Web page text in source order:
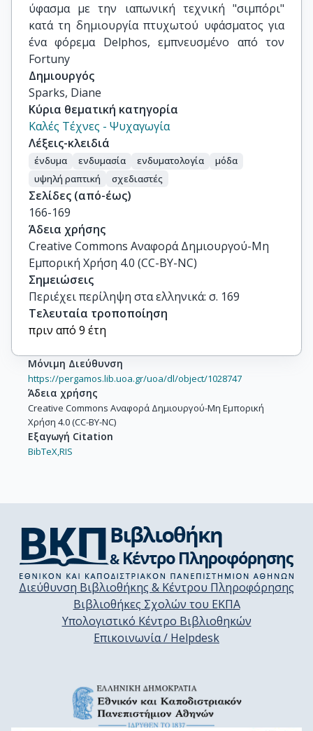
ύφασμα με την ιαπωνική τεχνική "σιμπόρι"
κατά τη δημιουργία πτυχωτού υφάσματος για
ένα φόρεμα Delphos, εμπνευσμένο από τον
Fortuny
Δημιουργός
Sparks, Diane
Κύρια θεματική κατηγορία
Καλές Τέχνες - Ψυχαγωγία
Λέξεις-κλειδιά
ένδυμα ενδυμασία ενδυματολογία
μόδα
υψηλή ραπτική
σχεδιαστές
Σελίδες (από-έως)
166-169
Άδεια χρήσης
Creative Commons Αναφορά Δημιουργού-Μη
Εμπορική Χρήση 4.0 (CC-BY-NC)
Σημειώσεις
Περιέχει περίληψη στα ελληνικά: σ. 169
Τελευταία τροποποίηση
πριν από 9 έτη
Μόνιμη Διεύθυνση
https://pergamos.lib.uoa.gr/uoa/dl/object/1028747
Άδεια χρήσης
Creative Commons Αναφορά Δημιουργού-Μη Εμπορική
Χρήση 4.0 (CC-BY-NC)
Εξαγωγή Citation
BibTeX,RIS
Διεύθυνση Βιβλιοθήκης & Κέντρου Πληροφόρησης
Βιβλιοθήκες Σχολών του ΕΚΠΑ
Υπολογιστικό Κέντρο Βιβλιοθηκών
Επικοινωνία / Helpdesk